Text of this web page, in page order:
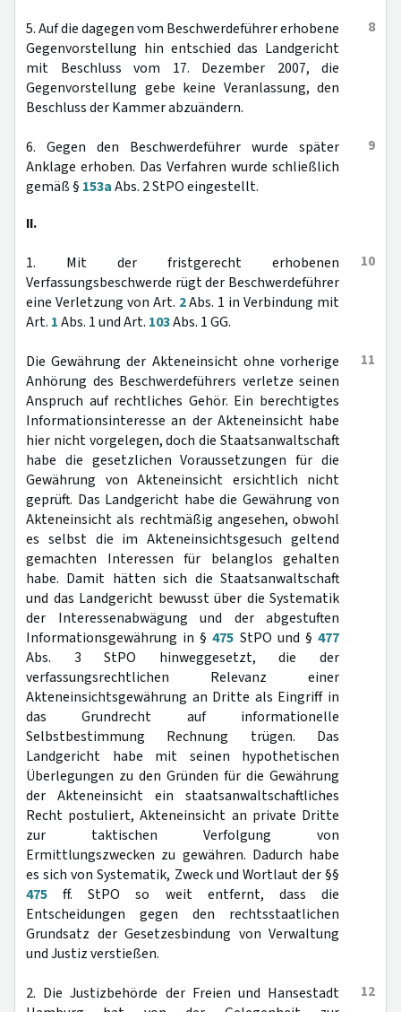
8
5. Auf die dagegen vom Beschwerdeführer erhobene
Gegenvorstellung hin entschied das Landgericht
mit Beschluss vom 17. Dezember 2007, die
Gegenvorstellung gebe keine Veranlassung, den
Beschluss der Kammer abzuändern.
9
6. Gegen den Beschwerdeführer wurde später
Anklage erhoben. Das Verfahren wurde schließlich
gemäß § 153aAbs. 2 StPO eingestellt.
II.
10
1. Mit der fristgerecht erhobenen
Verfassungsbeschwerde rügt der Beschwerdeführer
eine Verletzung von Art. 2Abs. 1 in Verbindung mit
Art. 1Abs. 1 und Art. 103Abs. 1 GG.
11
Die Gewährung der Akteneinsicht ohne vorherige
Anhörung des Beschwerdeführers verletze seinen
Anspruch auf rechtliches Gehör. Ein berechtigtes
Informationsinteresse an der Akteneinsicht habe
hier nicht vorgelegen, doch die Staatsanwaltschaft
habe die gesetzlichen Voraussetzungen für die
Gewährung von Akteneinsicht ersichtlich nicht
geprüft. Das Landgericht habe die Gewährung von
Akteneinsicht als rechtmäßig angesehen, obwohl
es selbst die im Akteneinsichtsgesuch geltend
gemachten Interessen für belanglos gehalten
habe. Damit hätten sich die Staatsanwaltschaft
und das Landgericht bewusst über die Systematik
der Interessenabwägung und der abgestuften
Informationsgewährung in §475 StPO und §477
Abs. 3 StPO hinweggesetzt, die der
verfassungsrechtlichen Relevanz einer
Akteneinsichtsgewährung an Dritte als Eingriff in
das Grundrecht auf informationelle
Selbstbestimmung Rechnung trügen. Das
Landgericht habe mit seinen hypothetischen
Überlegungen zu den Gründen für die Gewährung
der Akteneinsicht ein staatsanwaltschaftliches
Recht postuliert, Akteneinsicht an private Dritte
zur taktischen Verfolgung von
Ermittlungszwecken zu gewähren. Dadurch habe
es sich von Systematik, Zweck und Wortlaut der §§
475 ff. StPO so weit entfernt, dass die
Entscheidungen gegen den rechtsstaatlichen
Grundsatz der Gesetzesbindung von Verwaltung
und Justiz verstießen.
12
2. Die Justizbehörde der Freien und Hansestadt